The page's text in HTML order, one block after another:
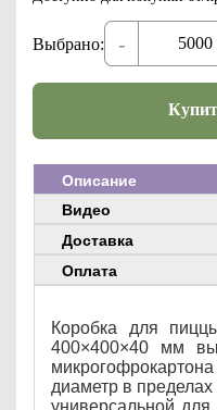
Выбрано: -
Описание
Видео
Доставка
Оплата
Коробка для
400×400×40 мм
диаметр в